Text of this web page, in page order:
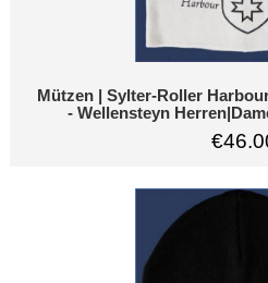
Mützen | Sylter-Roller
- Wellensteyn